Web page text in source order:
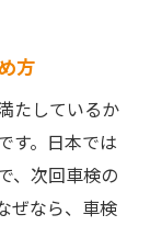
方
たしているか
す。日本では
、次回車検の
ぜなら、車検